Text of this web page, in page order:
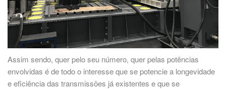
Assim sendo, quer pelo seu número, quer pelas potências
envolvidas é de todo o interesse que se potencie a longevidade
e eficiência das transmissões já existentes e que se